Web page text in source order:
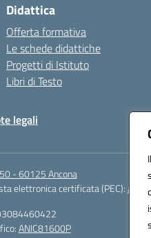
Didattica
Offerta formativa
Le schede didattiche
Progetti di Istituto
Libri di Testo
legali
- 60125 Ancona
elettronica certificata (PEC):
ANIC81600P